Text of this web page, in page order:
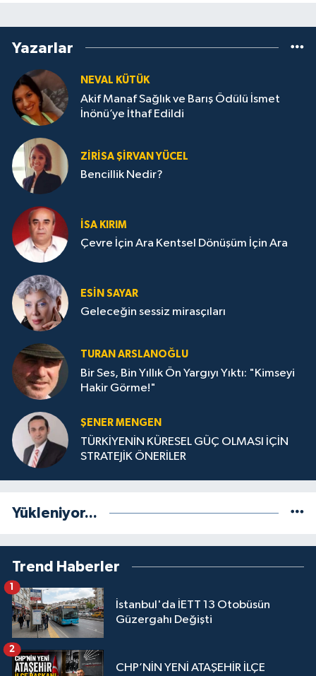
Yazarlar
NEVAL KÜTÜK
Akif Manaf Sağlık ve Barış Ödülü İsmet
İnönü’ye İthaf Edildi
ZIRISA ŞIRVAN YÜCEL
Bencillik Nedir?
İSA KIRIM
Çevre İçin Ara Kentsel Dönüşüm İçin Ara
ESIN SAYAR
Geleceğin sessiz mirasçıları
TURAN ARSLANOĞLU
Bir Ses, Bin Yıllık Ön Yargıyı Yıktı: "Kimseyi
Hakir Görme!"
ŞENER MENGEN
TÜRKİYENİN KÜRESEL GÜÇ OLMASI İÇİN
STRATEJİK ÖNERİLER
Yükleniyor...
Trend Haberler
İstanbul'da İETT 13 Otobüsün
Güzergahı Değişti
1
CHP’NİN YENİ ATAŞEHİR İLÇE
2